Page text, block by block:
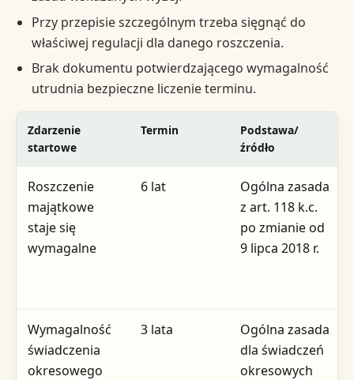
Przy przepisie szczególnym trzeba sięgnąć do
właściwej regulacji dla danego roszczenia.
Brak dokumentu potwierdzającego wymagalność
utrudnia bezpieczne liczenie terminu.
Zdarzenie
startowe
Termin
Podstawa/
źródło
Roszczenie
majątkowe
staje się
wymagalne
6 lat
Ogólna zasada
z art. 118 k.c.
po zmianie od
9 lipca 2018 r.
Wymagalność
świadczenia
okresowego
3 lata
Ogólna zasada
dla świadczeń
okresowych